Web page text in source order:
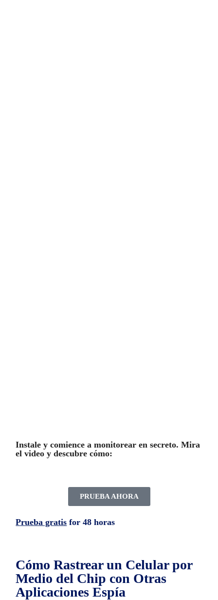
Instale y comience a monitorear en secreto. Mira
el video y descubre cómo:
PRUEBA AHORA
Prueba gratis for 48 horas
Cómo Rastrear un Celular por
Medio del Chip con Otras
Aplicaciones Espía